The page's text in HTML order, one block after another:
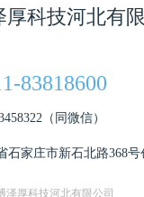
厚科技河北有
83818600
（同微信）
石家庄市新石北路368
泽厚科技河北有限公司